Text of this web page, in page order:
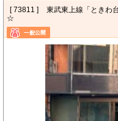
[ 73811 ]
東武東上線「ときわ
☆